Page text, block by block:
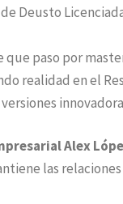
Deusto
paso por
realidad en el
Alex
las